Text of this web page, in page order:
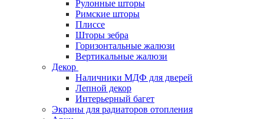
Рулонные шторы
Римские шторы
Плиссе
Шторы зебра
Горизонтальные жалюзи
Вертикальные жалюзи
Декор
Наличники МДФ для дверей
Лепной декор
Интерьерный багет
Экраны для радиаторов отопления